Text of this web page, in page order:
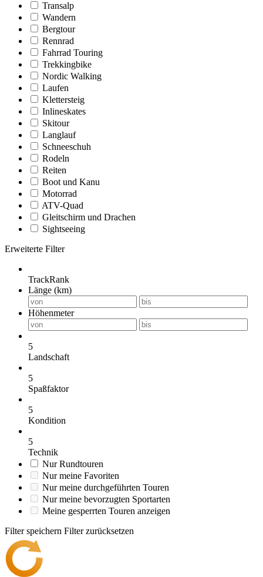
Transalp
Wandern
Bergtour
Rennrad
Fahrrad Touring
Trekkingbike
Nordic Walking
Laufen
Klettersteig
Inlineskates
Skitour
Langlauf
Schneeschuh
Rodeln
Reiten
Boot und Kanu
Motorrad
ATV-Quad
Gleitschirm und Drachen
Sightseeing
Erweiterte Filter
TrackRank
Länge (km)
Höhenmeter
5
Landschaft
5
Spaßfaktor
5
Kondition
5
Technik
Nur Rundtouren
Nur meine Favoriten
Nur meine durchgeführten Touren
Nur meine bevorzugten Sportarten
Meine gesperrten Touren anzeigen
Filter speichern Filter zurücksetzen